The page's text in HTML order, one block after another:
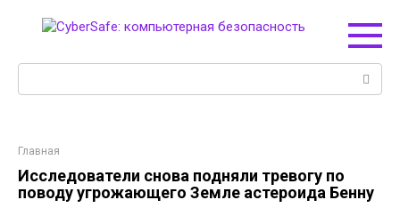
Главная
Исследователи снова подняли тревогу по
поводу угрожающего Земле астероида Бенну